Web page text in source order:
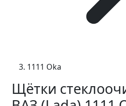
1111 Oka
Щётки